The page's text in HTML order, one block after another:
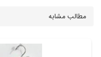
مطالب مشابه